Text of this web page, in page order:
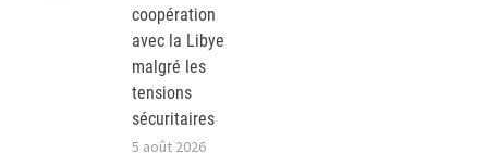
coopération
avec la Libye
malgré les
tensions
sécuritaires
5 août 2026